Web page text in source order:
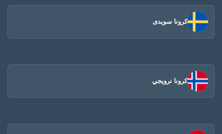
كرونا سويدى
كرونا نرويجي